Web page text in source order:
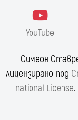
YouTube
Симеон
лицензирано под
national License